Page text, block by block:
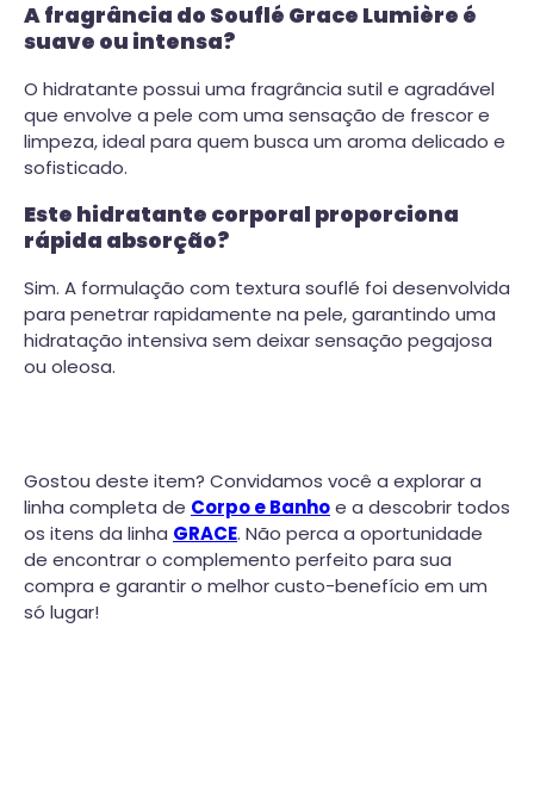
A fragrância do Souflé Grace Lumière é
suave ou intensa?
O hidratante possui uma fragrância sutil e agradável
que envolve a pele com uma sensação de frescor e
limpeza, ideal para quem busca um aroma delicado e
sofisticado.
Este hidratante corporal proporciona
rápida absorção?
Sim. A formulação com textura souflé foi desenvolvida
para penetrar rapidamente na pele, garantindo uma
hidratação intensiva sem deixar sensação pegajosa
ou oleosa.
Gostou deste item? Convidamos você a explorar a
linha completa de Corpo e Banhoe a descobrir todos
os itens da linha GRACE. Não perca a oportunidade
de encontrar o complemento perfeito para sua
compra e garantir o melhor custo-benefício em um
só lugar!